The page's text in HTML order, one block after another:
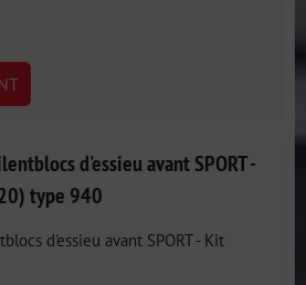
d'essieu avant SPORT -
type 940
d'essieu avant SPORT - Kit